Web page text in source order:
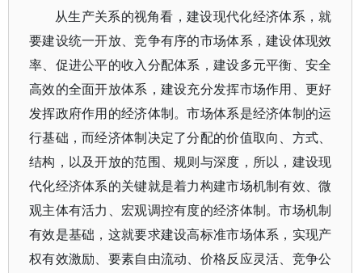
从生产关系的视角看，建设现代化经济体系，就
要建设统一开放、竞争有序的市场体系，建设体现效
率、促进公平的收入分配体系，建设多元平衡、安全
高效的全面开放体系，建设充分发挥市场作用、更好
发挥政府作用的经济体制。市场体系是经济体制的运
行基础，而经济体制决定了分配的价值取向、方式、
结构，以及开放的范围、规则与深度，所以，建设现
代化经济体系的关键就是着力构建市场机制有效、微
观主体有活力、宏观调控有度的经济体制。市场机制
有效是基础，这就要求建设高标准市场体系，实现产
权有效激励、要素自由流动、价格反应灵活、竞争公